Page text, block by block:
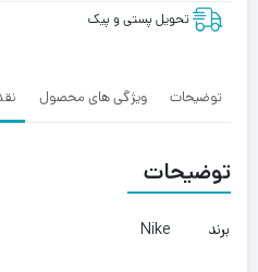
تحویل پستی و پیک
توضیحات ویژگی های محصول
توضیحات
برند Nike